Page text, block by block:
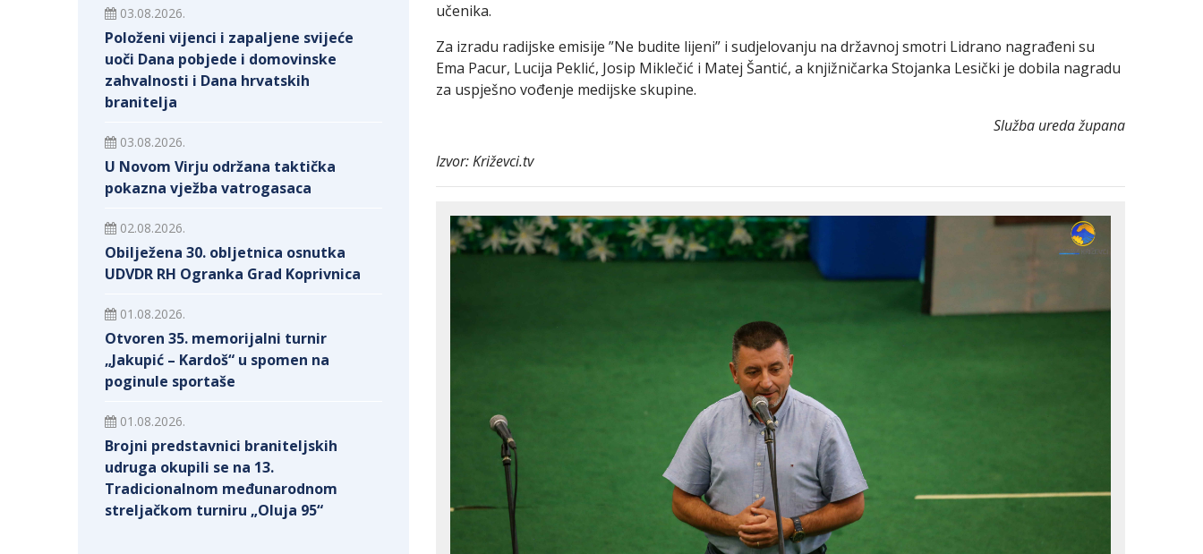
03.08.2026.
Položeni vijenci i zapaljene svijeće
uoči Dana pobjede i domovinske
zahvalnosti i Dana hrvatskih
branitelja
03.08.2026.
U Novom Virju održana taktička
pokazna vježba vatrogasaca
02.08.2026.
Obilježena 30. obljetnica osnutka
UDVDR RH Ogranka Grad Koprivnica
01.08.2026.
Otvoren 35. memorijalni turnir
„Jakupić – Kardoš“ u spomen na
poginule sportaše
01.08.2026.
Brojni predstavnici braniteljskih
udruga okupili se na 13.
Tradicionalnom međunarodnom
streljačkom turniru „Oluja 95“
učenika.
Za izradu radijske emisije ”Ne budite lijeni” i sudjelovanju na državnoj smotri Lidrano nagrađeni su
Ema Pacur, Lucija Peklić, Josip Miklečić i Matej Šantić, a knjižničarka Stojanka Lesički je dobila nagradu
za uspješno vođenje medijske skupine.
Služba ureda župana
Izvor: Križevci.tv